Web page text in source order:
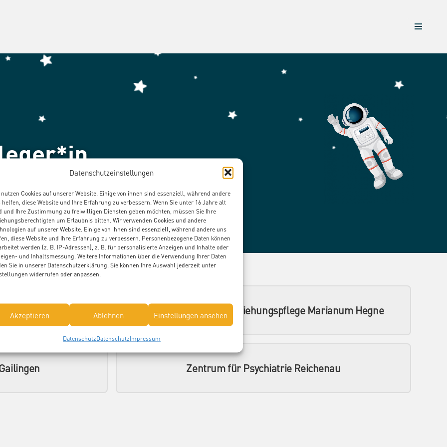
Datenschutzeinstellungen
Cookies auf unserer Website. Einige von ihnen sind essenziell, während andere
helfen, diese Website und Ihre Erfahrung zu verbessern. Wenn Sie unter 16 Jahre alt
und Ihre Zustimmung zu freiwilligen Diensten geben möchten, müssen Sie Ihre
um Erlaubnis bitten. Wir verwenden Cookies und andere
auf unserer Website. Einige von ihnen sind essenziell, während andere uns
diese Website und Ihre Erfahrung zu verbessern. Personenbezogene Daten können
werden (z. B. IP-Adressen), z. B. für personalisierte Anzeigen und Inhalte oder
und Inhaltsmessung. Weitere Informationen über die Verwendung Ihrer Daten
Sie in unserer Datenschutzerklärung. Sie können Ihre Auswahl jederzeit unter
widerrufen oder anpassen.
Akzeptieren Ablehnen Einstellungen ansehen
DatenschutzDatenschutzImpressum
ausbilden:
St. Franziskus Fachschule für Heilerziehungspflege Marianum Hegne
Zentrum für Psychiatrie Reichenau